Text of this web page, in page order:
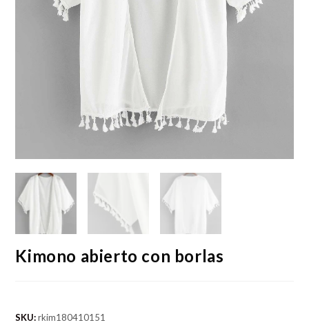
Kimono abierto con borlas
SKU:rkim180410151